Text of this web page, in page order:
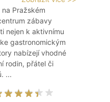
Pražském
zábavy
nejen k aktivnímu
gastronomickým
nabízejí vhodné
rodin, přátel či
...